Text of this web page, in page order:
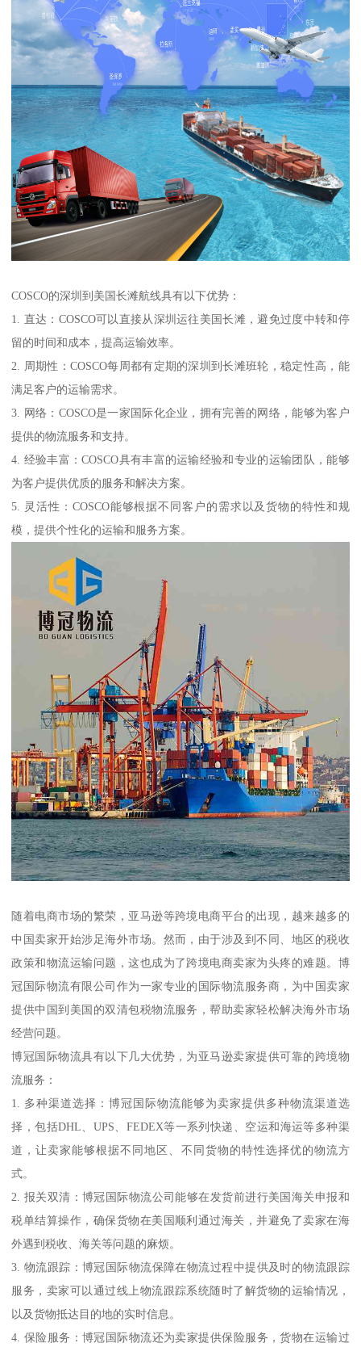
COSCO的深圳到美国长滩航线具有以下优势：
1. 直达：COSCO可以直接从深圳运往美国长滩，避免过度中转和停
留的时间和成本，提高运输效率。
2. 周期性：COSCO每周都有定期的深圳到长滩班轮，稳定性高，能
满足客户的运输需求。
3. 网络：COSCO是一家国际化企业，拥有完善的网络，能够为客户
提供的物流服务和支持。
4. 经验丰富：COSCO具有丰富的运输经验和专业的运输团队，能够
为客户提供优质的服务和解决方案。
5. 灵活性：COSCO能够根据不同客户的需求以及货物的特性和规
模，提供个性化的运输和服务方案。
随着电商市场的繁荣，亚马逊等跨境电商平台的出现，越来越多的
中国卖家开始涉足海外市场。然而，由于涉及到不同、地区的税收
政策和物流运输问题，这也成为了跨境电商卖家为头疼的难题。博
冠国际物流有限公司作为一家专业的国际物流服务商，为中国卖家
提供中国到美国的双清包税物流服务，帮助卖家轻松解决海外市场
经营问题。
博冠国际物流具有以下几大优势，为亚马逊卖家提供可靠的跨境物
流服务：
1. 多种渠道选择：博冠国际物流能够为卖家提供多种物流渠道选
择，包括DHL、UPS、FEDEX等一系列快递、空运和海运等多种渠
道，让卖家能够根据不同地区、不同货物的特性选择优的物流方
式。
2. 报关双清：博冠国际物流公司能够在发货前进行美国海关申报和
税单结算操作，确保货物在美国顺利通过海关，并避免了卖家在海
外遇到税收、海关等问题的麻烦。
3. 物流跟踪：博冠国际物流保障在物流过程中提供及时的物流跟踪
服务，卖家可以通过线上物流跟踪系统随时了解货物的运输情况，
以及货物抵达目的地的实时信息。
4. 保险服务：博冠国际物流还为卖家提供保险服务，货物在运输过